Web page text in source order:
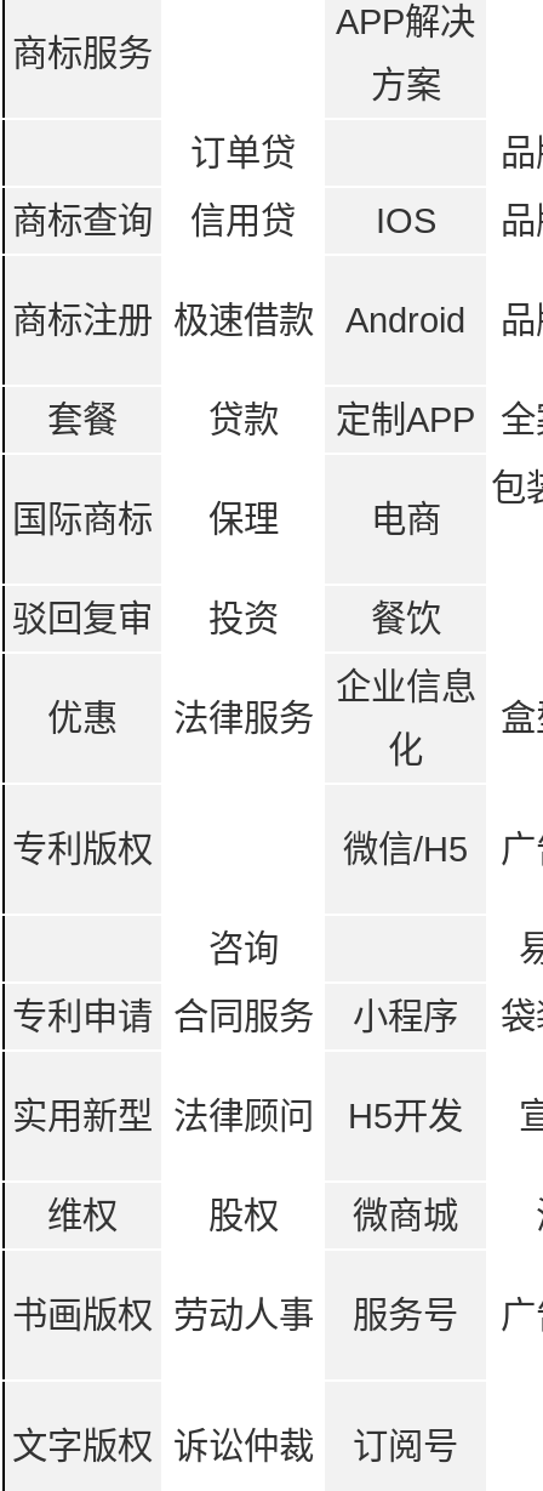
商标服务
APP解决
方案
订单贷
商标查询
信用贷 IOS
商标注册 极速借款 Android
套餐 贷款 定制APP
国际商标 保理 电商
包
驳回复审 投资 餐饮
优惠 法律服务
企业信息
化
专利版权 微信/H5
咨询
专利申请 合同服务 小程序
实用新型 法律顾问 H5开发
维权 股权 微商城
书画版权 劳动人事 服务号
文字版权 诉讼仲裁 订阅号